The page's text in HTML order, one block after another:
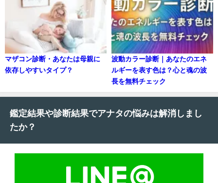
マザコン診断・あなたは母親に
依存しやすいタイプ？
波動カラー診断｜あなたのエネ
ルギーを表す色は？心と魂の波
長を無料チェック
鑑定結果や診断結果でアナタの悩みは解消しまし
たか？